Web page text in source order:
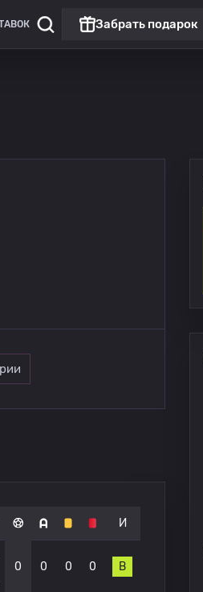
Забрать подарок
И
0 0 0 0 В